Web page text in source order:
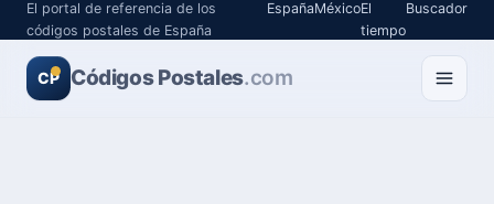
El portal de referencia de los
códigos postales de España
EspañaMéxicoEl
tiempo
Buscador
CP Códigos Postales.com